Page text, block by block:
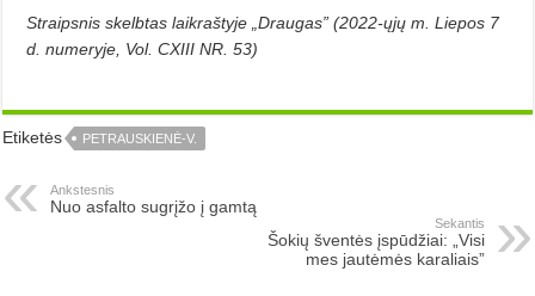
Straipsnis skelbtas laikraštyje „Draugas” (2022-ųjų m. Liepos 7
d. numeryje, Vol. CXIII NR. 53)
Etiketės PETRAUSKIENĖ-V.
Ankstesnis
Nuo asfalto sugrįžo į gamtą
Sekantis
Šokių šventės įspūdžiai: „Visi
mes jautėmės karaliais”